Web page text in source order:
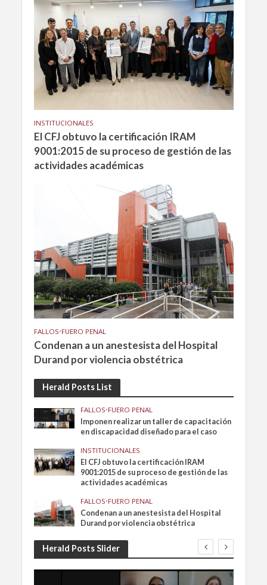
INSTITUCIONALES
El CFJ obtuvo la certificación IRAM
9001:2015 de su proceso de gestión de las
actividades académicas
FALLOS•FUERO PENAL
Condenan a un anestesista del Hospital
Durand por violencia obstétrica
Herald Posts List
FALLOS•FUERO PENAL
Imponen realizar un taller de capacitación
en discapacidad diseñado para el caso
INSTITUCIONALES
El CFJ obtuvo la certificación IRAM
9001:2015 de su proceso de gestión de las
actividades académicas
FALLOS•FUERO PENAL
Condenan a un anestesista del Hospital
Durand por violencia obstétrica
Herald Posts Slider